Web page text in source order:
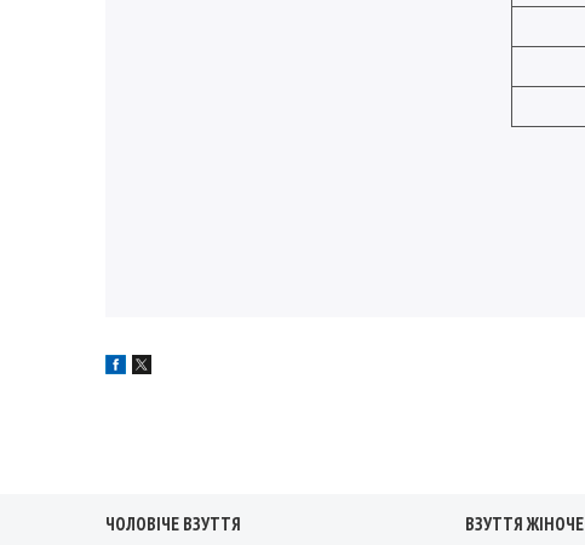
ЧОЛОВІЧЕ ВЗУТТЯ ВЗУТТЯ ЖІНОЧЕ